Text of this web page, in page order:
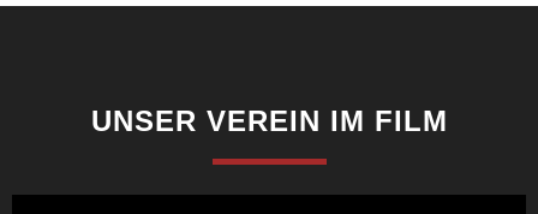
UNSER VEREIN IM FILM